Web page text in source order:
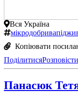
Вся Україна
мікродобрива
Копіювати
ПоділитисяРозповісти
Панасюк